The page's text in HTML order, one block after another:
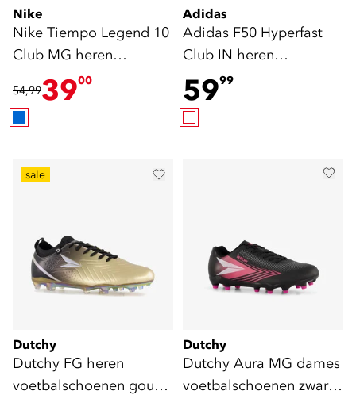
Nike
Nike Tiempo Legend 10
Club MG heren
voetbalschoenen blauw
54,993900
Adidas
Adidas F50 Hyperfast
Club IN heren
zaalschoenen wit roze
5999
sale
Dutchy
Dutchy FG heren
voetbalschoenen goud
Dutchy
Dutchy Aura MG dames
voetbalschoenen zwart